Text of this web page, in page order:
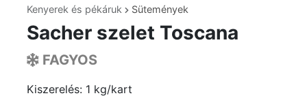
Kenyerek és pékáruk Sütemények
Sacher szelet Toscana
FAGYOS
Kiszerelés: 1 kg/kart